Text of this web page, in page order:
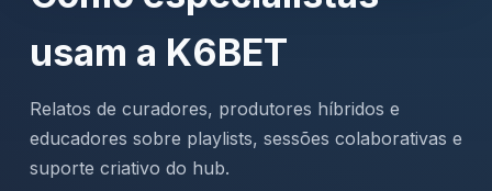
usam a K6BET
Relatos de curadores, produtores híbridos e
educadores sobre playlists, sessões colaborativas e
suporte criativo do hub.